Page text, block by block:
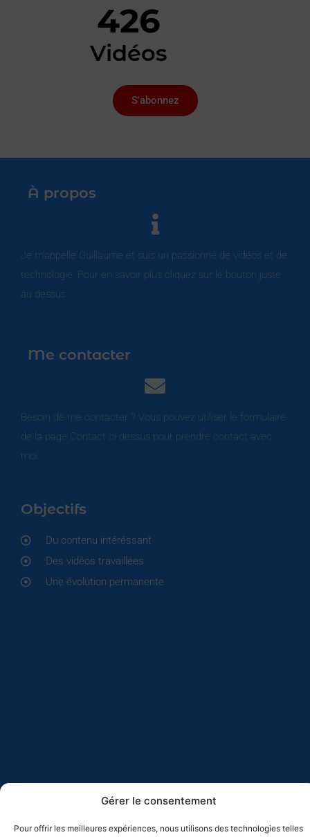
Gérer le consentement
Pour offrir les meilleures expériences, nous utilisons des technologies telles
426
Vidéos
S'abonnez
À propos
Je m’appelle Guillaume et suis un passionné de vidéos et de
technologie. Pour en savoir plus cliquez sur le bouton juste
au dessus.
Me contacter
Besoin de me contacter ? Vous pouvez utiliser le formulaire
de la page Contact ci-dessus pour prendre contact avec
moi.
Objectifs
Du contenu intéréssant
Des vidéos travaillées
Une évolution permanente